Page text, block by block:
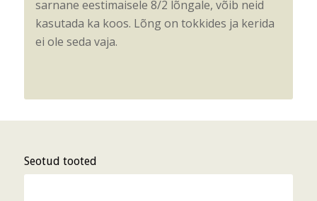
sarnane eestimaisele 8/2 lõngale, võib neid
kasutada ka koos. Lõng on tokkides ja kerida
ei ole seda vaja.
Seotud tooted